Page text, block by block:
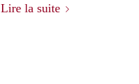
Lire la suite